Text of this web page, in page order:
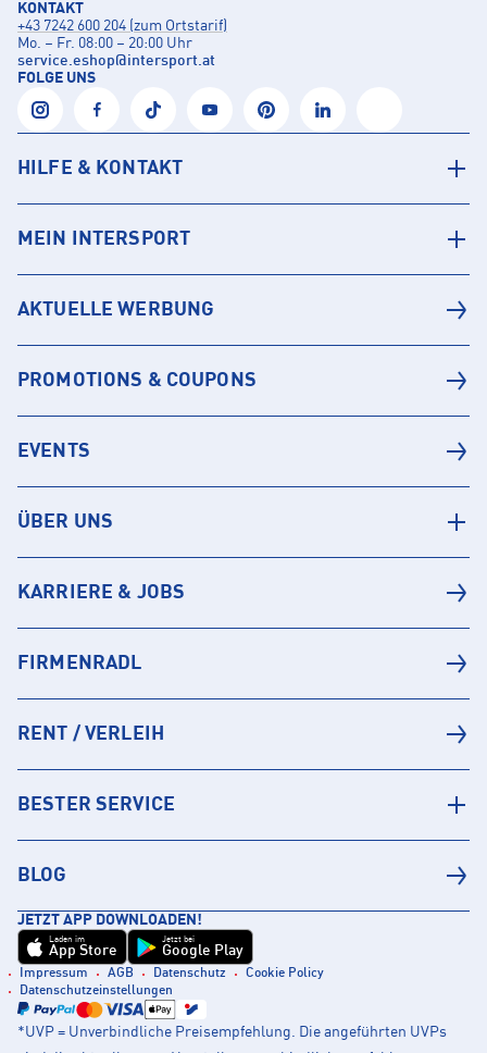
KONTAKT
+43 7242 600 204 (zum Ortstarif)
Mo. – Fr. 08:00 – 20:00 Uhr
service.eshop@intersport.at
FOLGE UNS
HILFE & KONTAKT
MEIN INTERSPORT
AKTUELLE WERBUNG
PROMOTIONS & COUPONS
EVENTS
ÜBER UNS
KARRIERE & JOBS
FIRMENRADL
RENT / VERLEIH
BESTER SERVICE
BLOG
JETZT APP DOWNLOADEN!
Laden im
App Store
Jetzt bei
Google Play
Impressum AGB Datenschutz
Cookie Policy
Datenschutzeinstellungen
*UVP = Unverbindliche Preisempfehlung. Die angeführten UVPs